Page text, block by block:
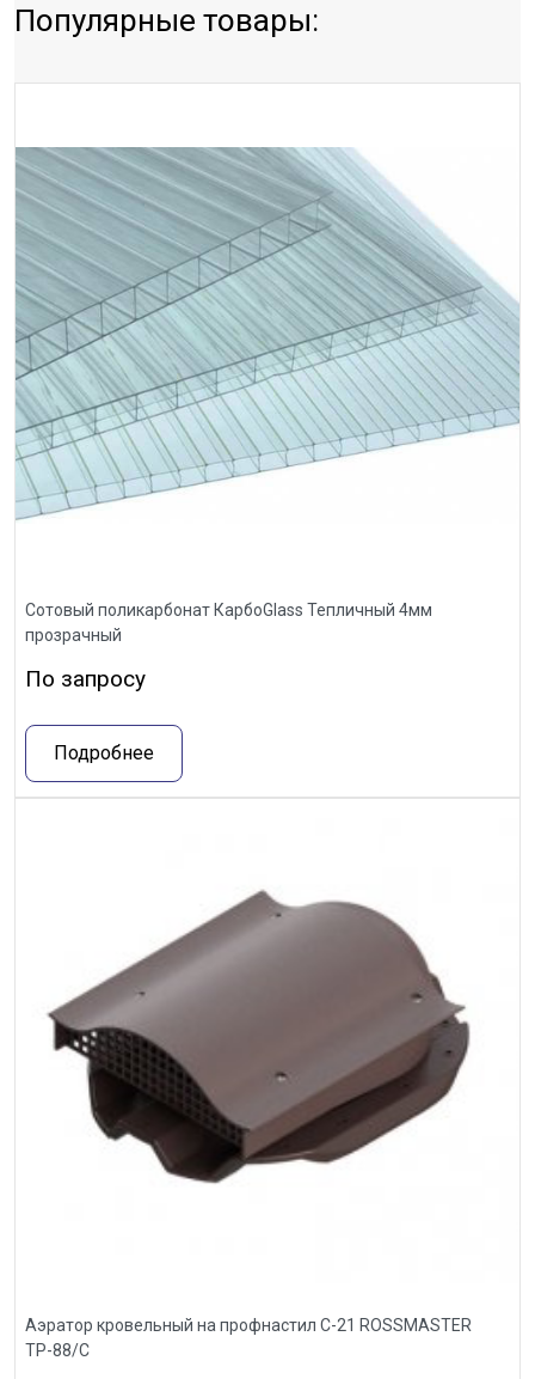
Популярные товары:
Сотовый поликарбонат КарбоGlass Тепличный 4мм
прозрачный
По запросу
Подробнее
Аэратор кровельный на профнастил С-21 ROSSMASTER
ТР-88/С